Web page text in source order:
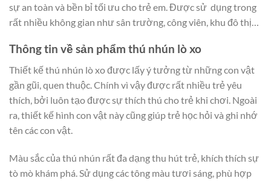
sự an toàn và bền bỉ tối ưu cho trẻ em. Được sử dụng trong
rất nhiều không gian như sân trường, công viên, khu đô thị…
Thông tin về sản phẩm thú nhún lò xo
Thiết kế thú nhún lò xo được lấy ý tưởng từ những con vật
gần gũi, quen thuộc. Chính vì vậy được rất nhiều trẻ yêu
thích, bởi luôn tạo được sự thích thú cho trẻ khi chơi. Ngoài
ra, thiết kế hình con vật này cũng giúp trẻ học hỏi và ghi nhớ
tên các con vật.
Màu sắc của thú nhún rất đa dạng thu hút trẻ, khích thích sự
tò mò khám phá. Sử dụng các tông màu tươi sáng, phù hợp